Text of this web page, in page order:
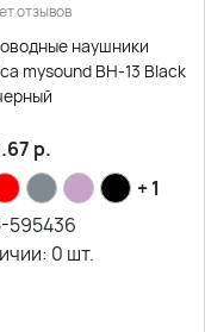
отзывов
наушники
mysound BH-13 Black
р.
+ 1
595436
0 шт.